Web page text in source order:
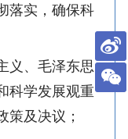
落实，确保科
、毛泽东思
科学发展观重
策及决议；